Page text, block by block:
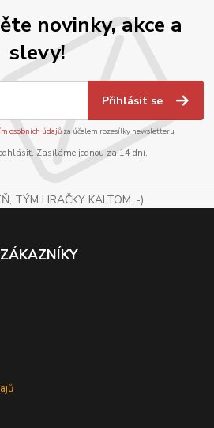
novinky, akce a
slevy!
Přihlásit se
osobních údajůza účelem rozesílky newsletteru.
Zasíláme jednou za 14 dní.
TÝM HRAČKY KALTOM .-)